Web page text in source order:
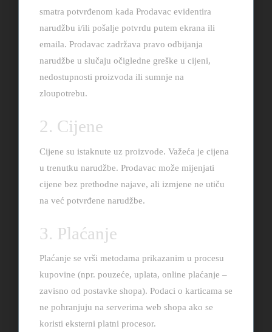
smatra potvrđenom kada Prodavac evidentira
narudžbu i/ili pošalje potvrdu putem ekrana ili
emaila. Prodavac zadržava pravo odbijanja
narudžbe u slučaju očigledne greške u cijeni,
nedostupnosti proizvoda ili sumnje na
zloupotrebu.
2. Cijene
Cijene su istaknute uz proizvode. Važeća je cijena
u trenutku narudžbe. Prodavac može mijenjati
cijene bez prethodne najave, ali izmjene ne utiču
na već potvrđene narudžbe.
3. Plaćanje
Plaćanje se vrši metodama prikazanim u procesu
kupovine (npr. pouzeće, uplata, online plaćanje –
zavisno od postavke shopa). Podaci o karticama se
ne pohranjuju na serverima web shopa ako se
koristi eksterni platni procesor.